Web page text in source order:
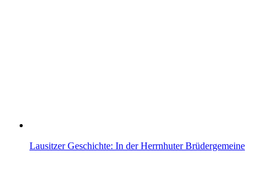
Lausitzer Geschichte: In der Herrnhuter Brüdergemeine